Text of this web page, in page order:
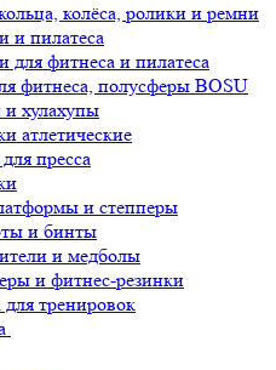
колёса, ролики и ремни
и пилатеса
для фитнеса и пилатеса
фитнеса, полусферы BOSU
хулахупы
атлетические
пресса
и степперы
и бинты
и медболы
и фитнес-резинки
тренировок